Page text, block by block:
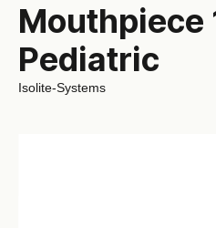
Mouthpiece
Pediatric
Isolite-Systems